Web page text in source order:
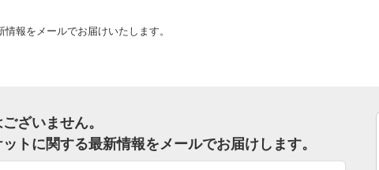
報をメールでお届けいたします。
ざいません。
トに関する最新情報をメールでお届けします。